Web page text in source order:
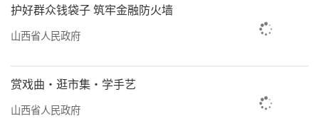
省领导李金科、胡立杰、汤志平参加慰
问。
责任编辑：何剑
护好群众钱袋子 筑牢金融防火墙
山西省人民政府
赏戏曲·逛市集·学手艺
山西省人民政府